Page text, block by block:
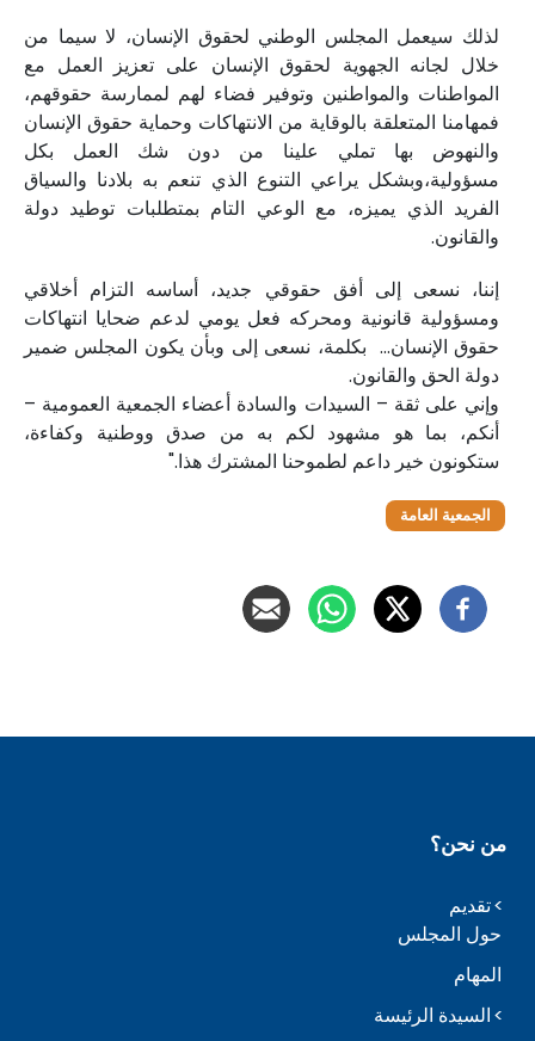
لذلك سيعمل المجلس الوطني لحقوق الإنسان، لا سيما من
خلال لجانه الجهوية لحقوق الإنسان على تعزيز العمل مع
المواطنات والمواطنين وتوفير فضاء لهم لممارسة حقوقهم،
فمهامنا المتعلقة بالوقاية من الانتهاكات وحماية حقوق الإنسان
والنهوض بها تملي علينا من دون شك العمل بكل
مسؤولية،وبشكل يراعي التنوع الذي تنعم به بلادنا والسياق
الفريد الذي يميزه، مع الوعي التام بمتطلبات توطيد دولة
والقانون.
إننا، نسعى إلى أفق حقوقي جديد، أساسه التزام أخلاقي
ومسؤولية قانونية ومحركه فعل يومي لدعم ضحايا انتهاكات
حقوق الإنسان... بكلمة، نسعى إلى وبأن يكون المجلس ضمير
دولة الحق والقانون.
وإني على ثقة – السيدات والسادة أعضاء الجمعية العمومية –
أنكم، بما هو مشهود لكم به من صدق ووطنية وكفاءة،
ستكونون خير داعم لطموحنا المشترك هذا."
الجمعية العامة
من نحن؟
تقديم
حول المجلس
المهام
السيدة الرئيسة